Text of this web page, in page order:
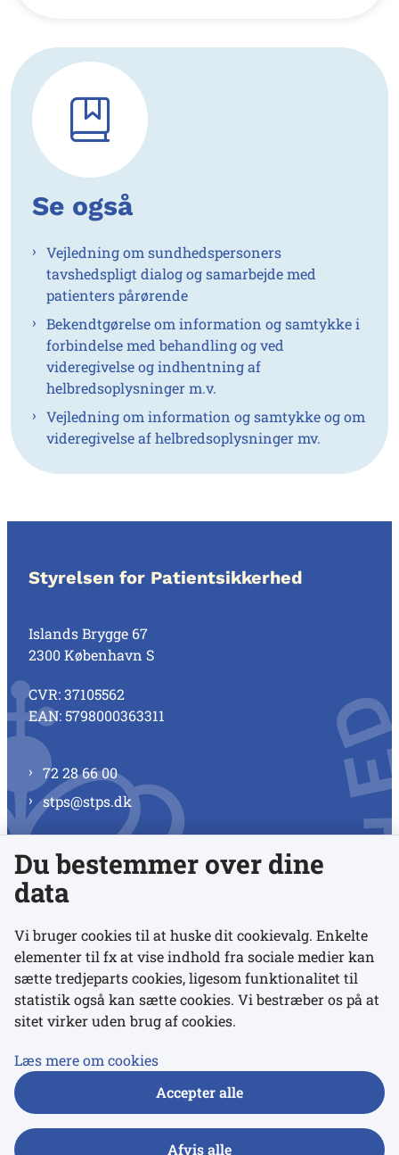
Se også
Vejledning om sundhedspersoners
tavshedspligt dialog og samarbejde med
patienters pårørende
Bekendtgørelse om information og samtykke i
forbindelse med behandling og ved
videregivelse og indhentning af
helbredsoplysninger m.v.
Vejledning om information og samtykke og om
videregivelse af helbredsoplysninger mv.
Styrelsen for Patientsikkerhed
Islands Brygge 67
2300 København S
CVR: 37105562
EAN: 5798000363311
72 28 66 00
stps@stps.dk
Se alle kontaktnumre
Links
Udgivelser
Du bestemmer over dine
data
Vi bruger cookies til at huske dit cookievalg. Enkelte
elementer til fx at vise indhold fra sociale medier kan
sætte tredjeparts cookies, ligesom funktionalitet til
statistik også kan sætte cookies. Vi bestræber os på at
sitet virker uden brug af cookies.
Læs mere om cookies
Accepter alle
Afvis alle